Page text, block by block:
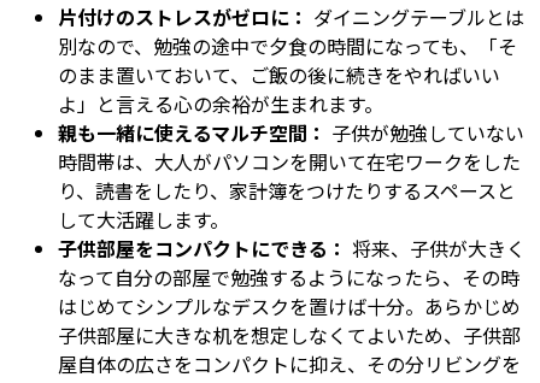
片付けのストレスがゼロに： ダイニングテーブルとは
別なので、勉強の途中で夕食の時間になっても、「そ
のまま置いておいて、ご飯の後に続きをやればいい
よ」と言える心の余裕が生まれます。
親も一緒に使えるマルチ空間： 子供が勉強していない
時間帯は、大人がパソコンを開いて在宅ワークをした
り、読書をしたり、家計簿をつけたりするスペースと
して大活躍します。
子供部屋をコンパクトにできる： 将来、子供が大きく
なって自分の部屋で勉強するようになったら、その時
はじめてシンプルなデスクを置けば十分。あらかじめ
子供部屋に大きな机を想定しなくてよいため、子供部
屋自体の広さをコンパクトに抑え、その分リビングを